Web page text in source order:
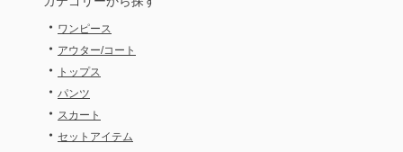
・ ワンピース
・ アウター/コート
・ トップス
・ パンツ
・ スカート
・ セットアイテム